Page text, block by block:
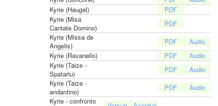
Kyrie (Haugal)
Kyrie (Misa
Cantate Domino)
Kyrie (Missa de
Angelis)
Kyrie (Ravanello)
Kyrie (Taize -
Spatariu)
Kyrie (Taize -
andantino)
Kyrie - confronto